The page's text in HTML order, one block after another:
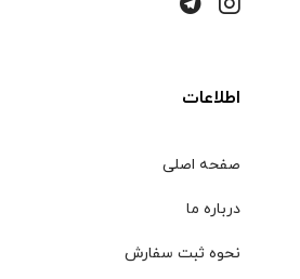
اطلاعات
صفحه اصلی
درباره ما
نحوه ثبت سفارش